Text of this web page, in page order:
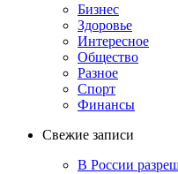
Бизнес
Здоровье
Интересное
Общество
Разное
Спорт
Финансы
Свежие записи
В России